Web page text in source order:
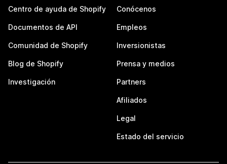
Centro de ayuda de Shopify
Documentos de API
Comunidad de Shopify
Blog de Shopify
Investigación
Conócenos
Empleos
Inversionistas
Prensa y medios
Partners
Afiliados
Legal
Estado del servicio